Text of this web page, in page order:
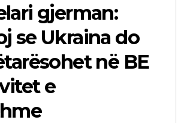
gjerman:
se Ukraina do
në BE
e